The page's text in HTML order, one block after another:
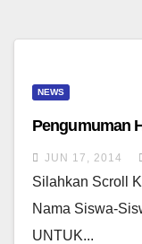
NEWS
Pengumuman
JUN 17, 2014
Silahkan Scroll
Nama Siswa-
UNTUK...